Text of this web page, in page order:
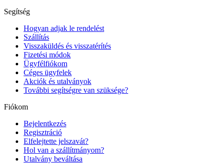
Segítség
Hogyan adjak le rendelést
Szállítás
Visszaküldés és visszatérítés
Fizetési módok
Ügyfélfiókom
Céges ügyfelek
Akciók és utalványok
További segítségre van szüksége?
Fiókom
Bejelentkezés
Regisztráció
Elfelejtette jelszavát?
Hol van a szállítmányom?
Utalvány beváltása